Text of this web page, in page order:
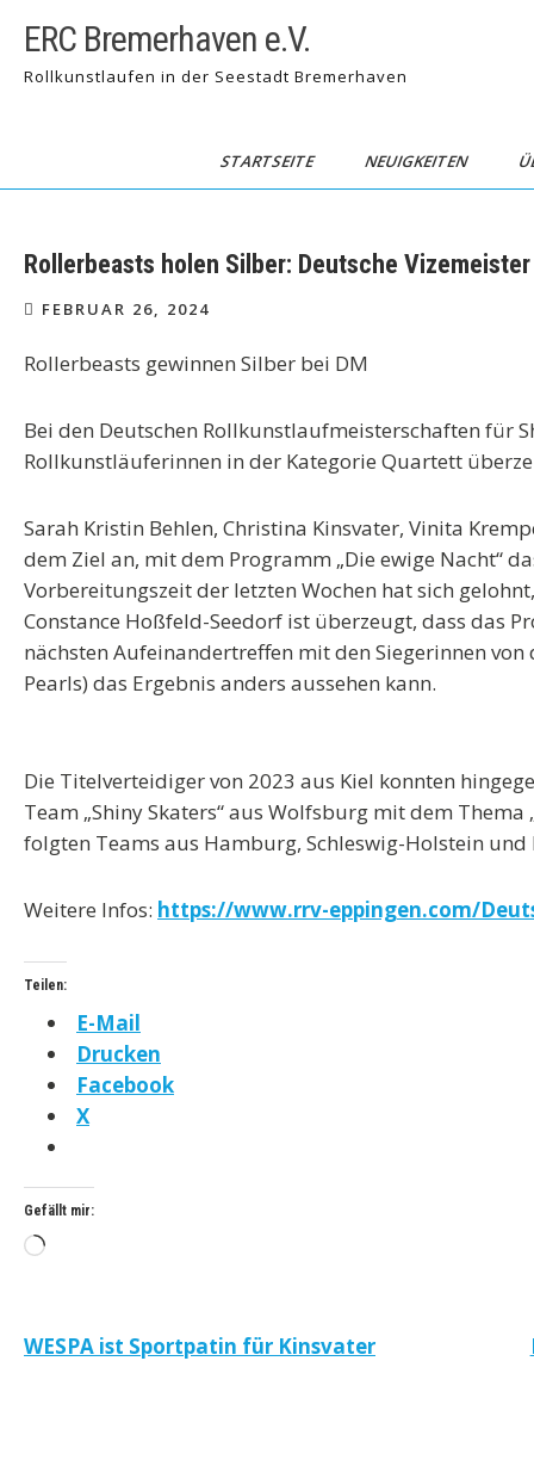
content
ERC Bremerhaven e.V.
Rollkunstlaufen in der Seestadt Bremerhaven
STARTSEITE NEUIGKEITEN
Rollerbeasts holen Silber: Deutsche
FEBRUAR 26, 2024
Rollerbeasts gewinnen Silber bei DM
Bei den Deutschen Rollkunstlaufmeisterschaften für
Rollkunstläuferinnen in der Kategorie Quartett
Sarah Kristin Behlen, Christina Kinsvater, Vinita
dem Ziel an, mit dem Programm „Die ewige Nacht“
Vorbereitungszeit der letzten Wochen hat sich
Constance Hoßfeld-Seedorf ist überzeugt, dass das
nächsten Aufeinandertreffen mit den Siegerinnen
Pearls) das Ergebnis anders aussehen kann.
Die Titelverteidiger von 2023 aus Kiel konnten
Team „Shiny Skaters“ aus Wolfsburg mit dem
folgten Teams aus Hamburg, Schleswig-Holstein
Weitere Infos: https://www.rrv-eppingen.com/
Teilen:
E-Mail
Drucken
Facebook
X
Gefällt mir:
Wird
Beitragsnavigation
WESPA ist Sportpatin für Kinsvater